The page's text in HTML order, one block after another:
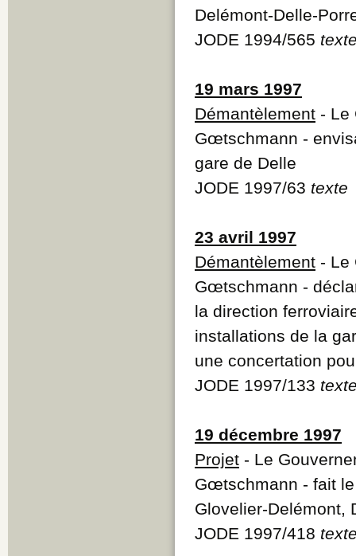
Delémont-Delle-
JODE 1994/565
19 mars 1997
Démantèlement - Le
Gœtschmann -
gare de Delle
JODE 1997/63 texte
23 avril 1997
Démantèlement - Le
Gœtschmann -
la direction
installations de la
une concertation
JODE 1997/133
19 décembre 1997
Projet - Le
Gœtschmann - fait
Glovelier-Delémont,
JODE 1997/418